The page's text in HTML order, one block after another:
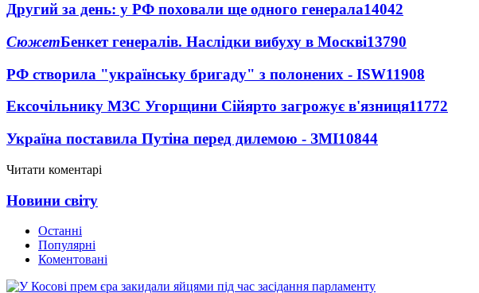
Другий за день: у РФ поховали ще одного генерала14042
СюжетБенкет генералів. Наслідки вибуху в Москві13790
РФ створила "українську бригаду" з полонених - ISW11908
Ексочільнику МЗС Угорщини Сійярто загрожує в'язниця11772
Україна поставила Путіна перед дилемою - ЗМІ10844
Читати коментарі
Новини світу
Останні
Популярні
Коментовані